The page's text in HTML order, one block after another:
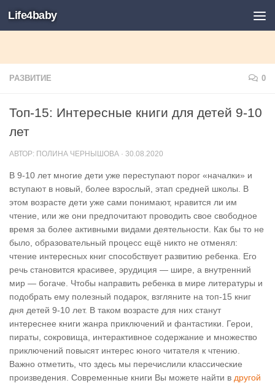
Life4baby
РАЗВИТИЕ 0
Топ-15: Интересные книги для детей 9-10
лет
АВТОР: ПОЛИНА ЧЕРНЫШОВА · 30.08.2020
В 9-10 лет многие дети уже переступают порог «началки» и
вступают в новый, более взрослый, этап средней школы. В
этом возрасте дети уже сами понимают, нравится ли им
чтение, или же они предпочитают проводить свое свободное
время за более активными видами деятельности. Как бы то не
было, образовательный процесс ещё никто не отменял:
чтение интересных книг способствует развитию ребенка. Его
речь становится красивее, эрудиция — шире, а внутренний
мир — богаче. Чтобы направить ребенка в мире литературы и
подобрать ему полезный подарок, взгляните на топ-15 книг
дня детей 9-10 лет. В таком возрасте для них станут
интереснее книги жанра приключений и фантастики. Герои,
пираты, сокровища, интерактивное содержание и множество
приключений повысят интерес юного читателя к чтению.
Важно отметить, что здесь мы перечислили классические
произведения. Современные книги Вы можете найти в другой